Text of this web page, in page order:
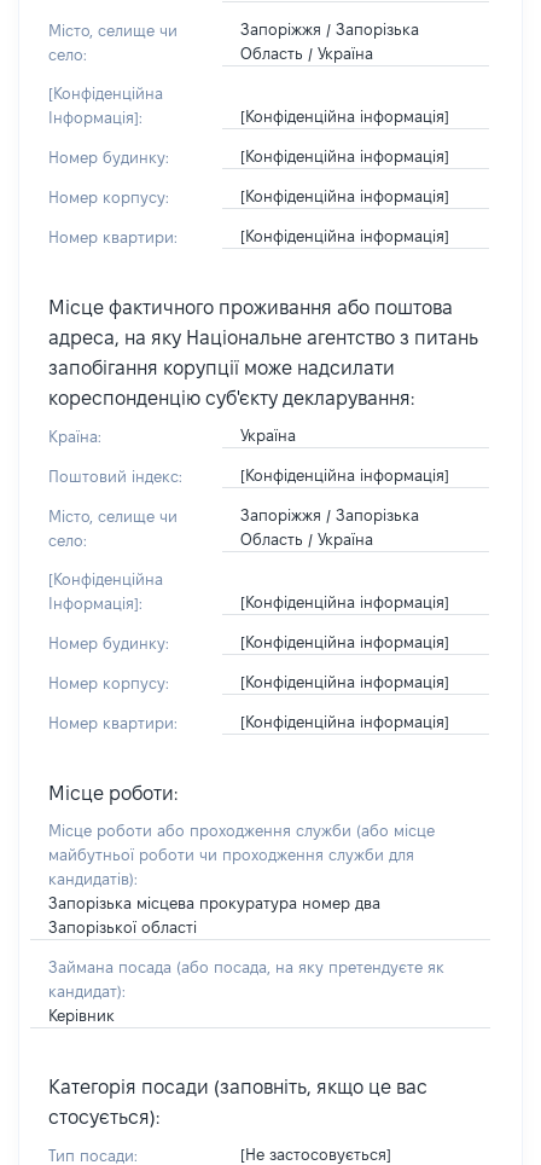
Місто, селище чи
село:
Запоріжжя / Запорізька
Область / Україна
[Конфіденційна
Інформація]:
[Конфіденційна інформація]
Номер будинку: [Конфіденційна інформація]
Номер корпусу: [Конфіденційна інформація]
Номер квартири: [Конфіденційна інформація]
Місце фактичного проживання або поштова
адреса, на яку Національне агентство з питань
запобігання корупції може надсилати
кореспонденцію суб'єкту декларування:
Країна: Україна
Поштовий індекс: [Конфіденційна інформація]
Місто, селище чи
село:
Запоріжжя / Запорізька
Область / Україна
[Конфіденційна
Інформація]:
[Конфіденційна інформація]
Номер будинку: [Конфіденційна інформація]
Номер корпусу: [Конфіденційна інформація]
Номер квартири: [Конфіденційна інформація]
Місце роботи:
Місце роботи або проходження служби (або місце
майбутньої роботи чи проходження служби для
кандидатів):
Запорізька місцева прокуратура номер два
Запорізької області
Займана посада (або посада, на яку претендуєте як
кандидат):
Керівник
Категорія посади (заповніть, якщо це вас
стосується):
Тип посади: [Не застосовується]